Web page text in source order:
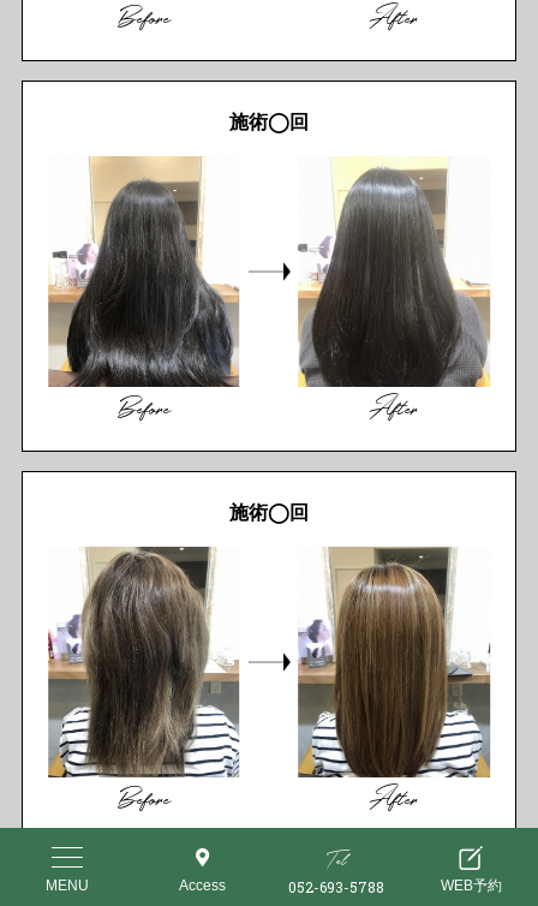
Before After
施術◯回
Before After
施術◯回
Before After
MENU Access
Tel
052-693-5788
WEB予約